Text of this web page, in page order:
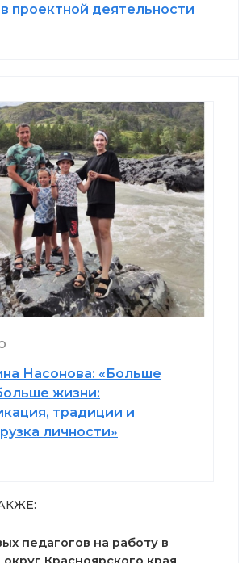
проектной деятельности
Насонова: «Больше
жизни:
традиции и
личности»
педагогов на работу в